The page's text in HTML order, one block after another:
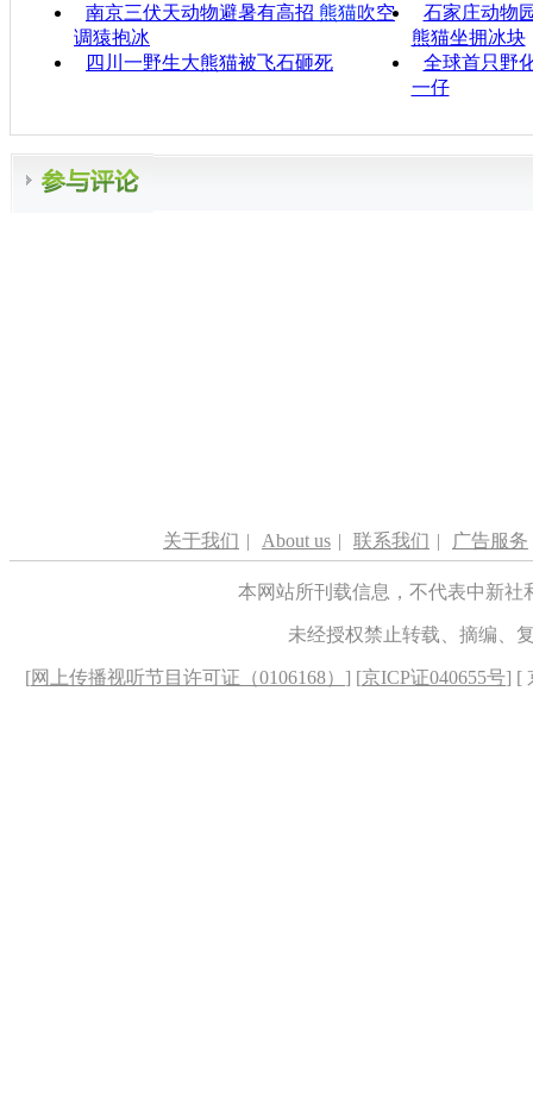
南京三伏天动物避暑有高招 熊猫吹空
调猿抱冰
石家庄动物
熊猫坐拥冰块
四川一野生大熊猫被飞石砸死
全球首只野
一仔
关于我们 | About us | 联系我们 | 广告服务
本网站所刊载信息，不代表中新
未经授权禁止转载、摘编、
[网上传播视听节目许可证（0106168） ] [京ICP证040655号] [